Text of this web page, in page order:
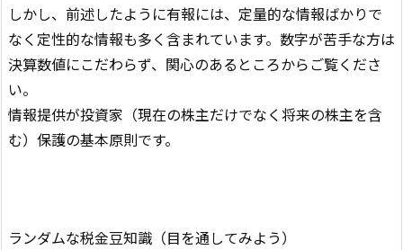
しかし、前述したように有報には、定量的な情報ばかりで
なく定性的な情報も多く含まれています。数字が苦手な方は
決算数値にこだわらず、関心のあるところからご覧くださ
い。
情報提供が投資家（現在の株主だけでなく将来の株主を含
む）保護の基本原則です。
ランダムな税金豆知識（目を通してみよう）